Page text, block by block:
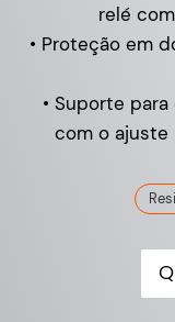
relé
• Proteção em
• Suporte
com o ajuste